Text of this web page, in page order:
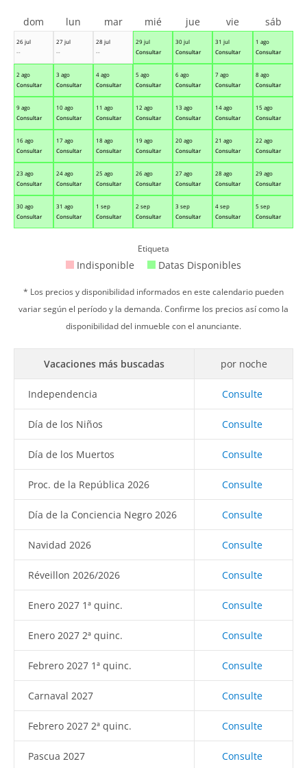
26 jul
--
27 jul
--
28 jul
--
29 jul
Consultar
30 jul
Consultar
31 jul
Consultar
1 ago
Consultar
2 ago
Consultar
3 ago
Consultar
4 ago
Consultar
5 ago
Consultar
6 ago
Consultar
7 ago
Consultar
8 ago
Consultar
9 ago
Consultar
10 ago
Consultar
11 ago
Consultar
12 ago
Consultar
13 ago
Consultar
14 ago
Consultar
15 ago
Consultar
16 ago
Consultar
17 ago
Consultar
18 ago
Consultar
19 ago
Consultar
20 ago
Consultar
21 ago
Consultar
22 ago
Consultar
23 ago
Consultar
24 ago
Consultar
25 ago
Consultar
26 ago
Consultar
27 ago
Consultar
28 ago
Consultar
29 ago
Consultar
30 ago
Consultar
31 ago
Consultar
1 sep
Consultar
2 sep
Consultar
3 sep
Consultar
4 sep
Consultar
5 sep
Consultar
dom lun mar mié jue vie sáb
Etiqueta
Indisponible Datas Disponibles
* Los precios y disponibilidad informados en este calendario pueden
variar según el período y la demanda. Confirme los precios así como la
disponibilidad del inmueble con el anunciante.
Vacaciones más buscadas por noche
Independencia Consulte
Día de los Niños Consulte
Día de los Muertos Consulte
Proc. de la República 2026 Consulte
Día de la Conciencia Negro 2026 Consulte
Navidad 2026 Consulte
Réveillon 2026/2026 Consulte
Enero 2027 1ª quinc. Consulte
Enero 2027 2ª quinc. Consulte
Febrero 2027 1ª quinc. Consulte
Carnaval 2027 Consulte
Febrero 2027 2ª quinc. Consulte
Pascua 2027 Consulte